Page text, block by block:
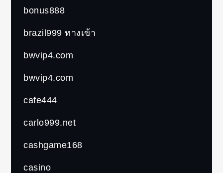
bonus888
brazil999 ทางเข้า
bwvip4.com
bwvip4.com
cafe444
carlo999.net
cashgame168
casino